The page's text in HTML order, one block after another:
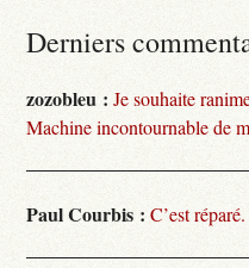
Derniers
zozobleu : Je souhaite
Machine incontournable de
Paul Courbis : C’est